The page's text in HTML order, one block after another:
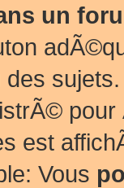
un
est
Vous